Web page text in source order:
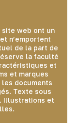
site web ont un
n’emportent
de la part de
réserve la faculté
et
et marques
documents
Texte sous
Illustrations et